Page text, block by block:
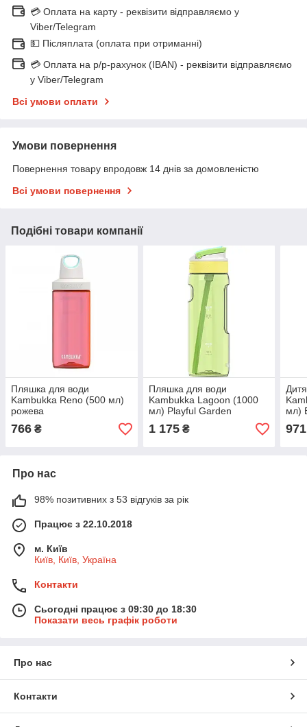
💳 Оплата на карту - реквізити відправляємо у
Viber/Telegram
💵 Післяплата (оплата при отриманні)
💳 Оплата на р/р-рахунок (IBAN) - реквізити відправляємо
у Viber/Telegram
Всі умови оплати
Умови повернення
Повернення товару впродовж 14 днів за домовленістю
Всі умови повернення
Подібні товари компанії
Пляшка для води
Kambukka Reno (500 мл)
рожева
766 ₴
Пляшка для води
Kambukka Lagoon (1000
мл) Playful Garden
1 175₴
мл)
971
Про нас
98% позитивних з 53 відгуків за рік
Працює з 22.10.2018
м. Київ
Київ, Київ, Україна
Контакти
Сьогодні працює з 09:30 до 18:30
Показати весь графік роботи
Про нас
Контакти